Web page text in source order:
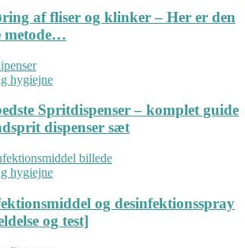
af fliser og klinker – Her er den
metode…
hygiejne
Spritdispenser – komplet guide
dispenser sæt
hygiejne
og desinfektionsspray
og test]